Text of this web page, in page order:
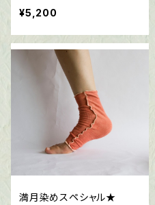
取り 温活 マタニティ
ー 出産祝い
¥5,200
満月染めスペシャル★